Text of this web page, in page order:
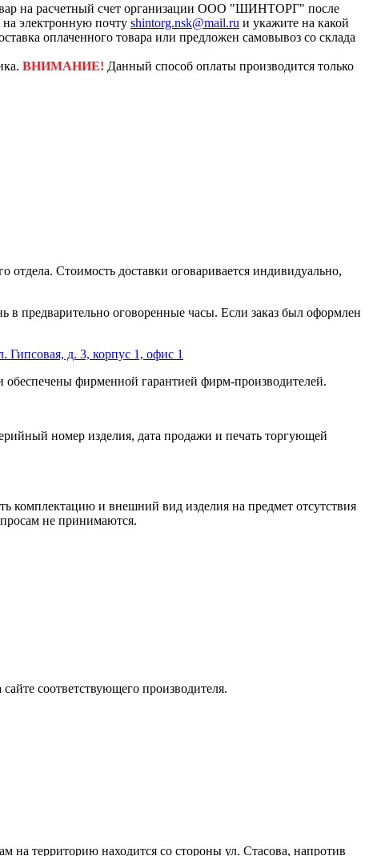
на расчетный счет организации ООО "ШИНТОРГ" после
электронную почту shintorg.nsk@mail.ru и укажите на какой
оплаченного товара или предложен самовывоз со склада
ВНИМАНИЕ! Данный способ оплаты производится только
отдела. Стоимость доставки оговаривается индивидуально,
в предварительно оговоренные часы. Если заказ был оформлен
Гипсовая, д. 3, корпус 1, офис 1
фирменной гарантией фирм-производителей.
номер изделия, дата продажи и печать торгующей
комплектацию и внешний вид изделия на предмет отсутствия
не принимаются.
соответствующего производителя.
территорию находится со стороны ул. Стасова, напротив